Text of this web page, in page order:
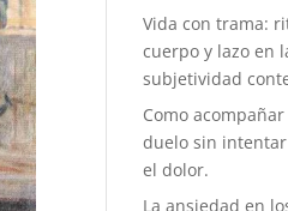
Vida con trama:
cuerpo y lazo en
subjetividad
Como
duelo sin
el dolor.
La ansiedad en